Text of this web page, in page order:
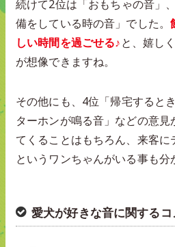
続けて2位は「おもちゃの音」
備をしている時の音」でした。
しい時間を過ごせる♪と、嬉し
が想像できますね。
その他にも、4位「帰宅すると
ターホンが鳴る音」などの意見
てくることはもちろん、来客に
というワンちゃんがいる事も分
愛犬が好きな音に関する